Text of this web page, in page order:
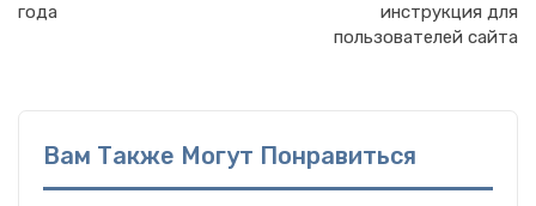
года
инструкция для
пользователей сайта
Вам Также Могут Понравиться